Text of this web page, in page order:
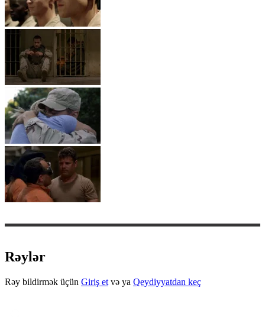
Rəylər
Rəy bildirmək üçün Giriş et və ya Qeydiyyatdan keç